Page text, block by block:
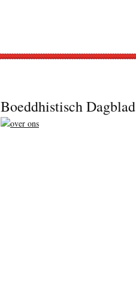
Boeddhistisch Dagblad